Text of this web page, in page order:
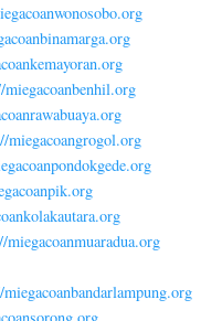
miegacoangrogol.org
miegacoanmuaradua.org